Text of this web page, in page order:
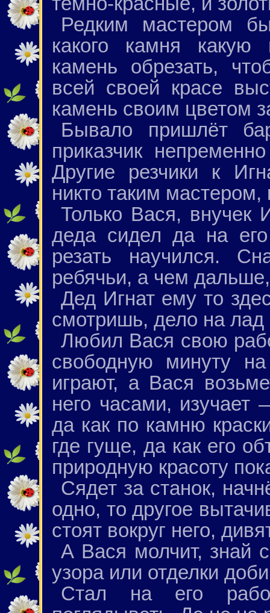
Редким мастером
какого камня
камень обрезать,
всей своей красе
камень своим цветом
Бывало пришлёт
приказчик
Другие резчики к
никто таким мастером,
Только Вася, внучек
деда сидел да на
резать научился.
ребячьи, а чем
Дед Игнат ему то
смотришь, дело на лад
Любил Вася свою
свободную минуту
играют, а Вася
него часами, изучает
да как по камню
где гуще, да как его
природную красоту
Сядет за станок,
одно, то другое
стоят вокруг него,
А Вася молчит, знай
узора или отделки
Стал на его